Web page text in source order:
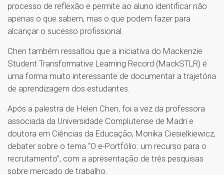
processo de reflexão e permite ao aluno identificar não
apenas o que sabem, mas o que podem fazer para
alcançar o sucesso profissional.
Chen também ressaltou que a iniciativa do Mackenzie
Student Transformative Learning Record (MackSTLR) é
uma forma muito interessante de documentar a trajetória
de aprendizagem dos estudantes.
Após a palestra de Helen Chen, foi a vez da professora
associada da Universidade Complutense de Madri e
doutora em Ciências da Educação, Monika Ciesielkiewicz,
debater sobre o tema “O e-Portfólio: um recurso para o
recrutamento”, com a apresentação de três pesquisas
sobre mercado de trabalho.